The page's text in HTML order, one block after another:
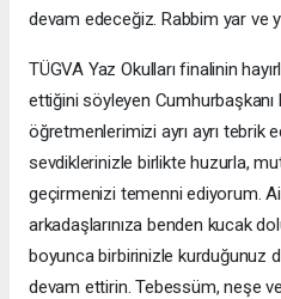
devam edeceğiz. Rabbim yar ve
TÜGVA Yaz Okulları finalinin
ettiğini söyleyen Cumhurbaşkanı
öğretmenlerimizi ayrı ayrı tebrik
sevdiklerinizle birlikte huzurla,
geçirmenizi temenni ediyorum.
arkadaşlarınıza benden kucak
boyunca birbirinizle kurduğunuz
devam ettirin. Tebessüm, neşe